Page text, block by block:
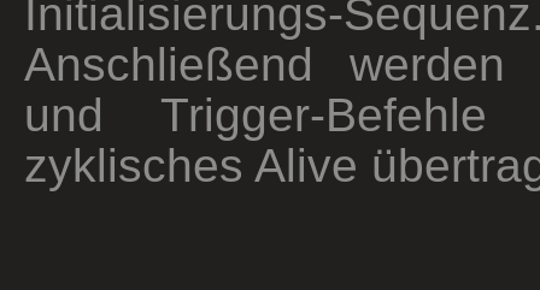
Initialisierungs-
Anschließend
und Trigger-
zyklisches Alive